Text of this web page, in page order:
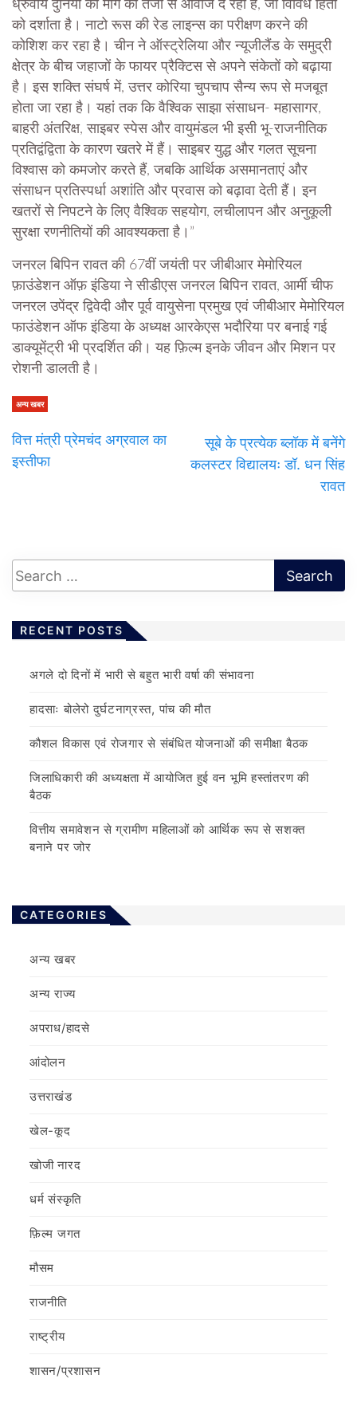
ध्रुवीय दुनिया की मांग को तेजी से आवाज दे रहा है, जो विविध हितों
को दर्शाता है। नाटो रूस की रेड लाइन्स का परीक्षण करने की
कोशिश कर रहा है। चीन ने ऑस्ट्रेलिया और न्यूजीलैंड के समुद्री
क्षेत्र के बीच जहाजों के फायर प्रैक्टिस से अपने संकेतों को बढ़ाया
है। इस शक्ति संघर्ष में, उत्तर कोरिया चुपचाप सैन्य रूप से मजबूत
होता जा रहा है। यहां तक कि वैश्विक साझा संसाधन- महासागर,
बाहरी अंतरिक्ष, साइबर स्पेस और वायुमंडल भी इसी भू-राजनीतिक
प्रतिद्वंद्विता के कारण खतरे में हैं। साइबर युद्ध और गलत सूचना
विश्वास को कमजोर करते हैं, जबकि आर्थिक असमानताएं और
संसाधन प्रतिस्पर्धा अशांति और प्रवास को बढ़ावा देती हैं। इन
खतरों से निपटने के लिए वैश्विक सहयोग, लचीलापन और अनुकूली
सुरक्षा रणनीतियों की आवश्यकता है।”
जनरल बिपिन रावत की 67वीं जयंती पर जीबीआर मेमोरियल
फ़ाउंडेशन ऑफ़ इंडिया ने सीडीएस जनरल बिपिन रावत, आर्मी चीफ
जनरल उपेंद्र द्विवेदी और पूर्व वायुसेना प्रमुख एवं जीबीआर मेमोरियल
फाउंडेशन ऑफ इंडिया के अध्यक्ष आरकेएस भदौरिया पर बनाई गई
डाक्यूमेंट्री भी प्रदर्शित की। यह फ़िल्म इनके जीवन और मिशन पर
रोशनी डालती है।
अन्य खबर
वित्त मंत्री प्रेमचंद अग्रवाल का
इस्तीफा
सूबे के प्रत्येक ब्लॉक में बनेंगे
कलस्टर विद्यालयः डॉ. धन सिंह
रावत
RECENT POSTS
अगले दो दिनों में भारी से बहुत भारी वर्षा की संभावना
हादसाः बोलेरो दुर्घटनाग्रस्त, पांच की मौत
कौशल विकास एवं रोजगार से संबंधित योजनाओं की समीक्षा बैठक
जिलाधिकारी की अध्यक्षता में आयोजित हुई वन भूमि हस्तांतरण की
बैठक
वित्तीय समावेशन से ग्रामीण महिलाओं को आर्थिक रूप से सशक्त
बनाने पर जोर
CATEGORIES
अन्य खबर
अन्य राज्य
अपराध/हादसे
आंदोलन
उत्तराखंड
खेल-कूद
खोजी नारद
धर्म संस्कृति
फ़िल्‍म जगत
मौसम
राजनीति
राष्ट्रीय
शासन/प्रशासन